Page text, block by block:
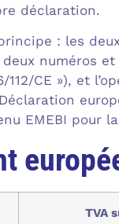
déclaration.
: les
numéros
CE »), et
EMEBI pour
TVA